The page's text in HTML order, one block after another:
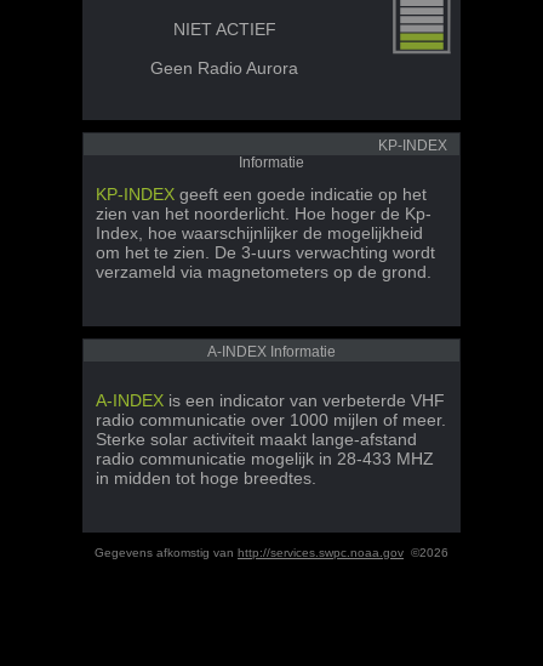
NIET ACTIEF
Geen Radio Aurora
KP-INDEX
Informatie
KP-INDEX geeft een goede indicatie op het
zien van het noorderlicht. Hoe hoger de Kp-
Index, hoe waarschijnlijker de mogelijkheid
om het te zien. De 3-uurs verwachting wordt
verzameld via magnetometers op de grond.
A-INDEX Informatie
A-INDEX is een indicator van verbeterde VHF
radio communicatie over 1000 mijlen of meer.
Sterke solar activiteit maakt lange-afstand
radio communicatie mogelijk in 28-433 MHZ
in midden tot hoge breedtes.
Gegevens afkomstig van http://services.swpc.noaa.gov ©2026